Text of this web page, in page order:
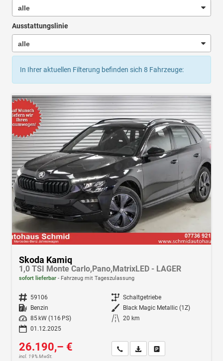
Ausstattungslinie
In Ihrer aktuellen Filterung befinden sich 8 Fahrzeuge:
Skoda Kamiq
1,0 TSI Monte Carlo,Pano,MatrixLED - LAGER
sofort lieferbar Fahrzeug mit Tageszulassung
Fahrzeugnr. 59106 Getriebe Schaltgetriebe
Kraftstoff Benzin Außenfarbe Black Magic Metallic (1Z)
Leistung
85 kW (116 PS) Kilometerstand 20 km
01.12.2025
26.190,– €
incl. 19% MwSt.
Wir rufen Sie anFahrzeugexposé (PDF)